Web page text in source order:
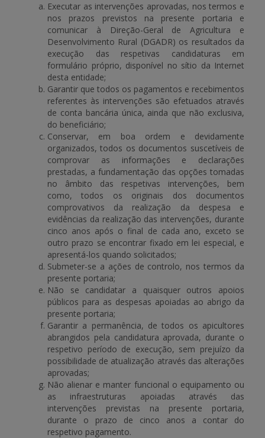
Executar as intervenções aprovadas, nos termos e
nos prazos previstos na presente portaria e
comunicar à Direção-Geral de Agricultura e
Desenvolvimento Rural (DGADR) os resultados da
execução das respetivas candidaturas em
formulário próprio, disponível no sítio da Internet
desta entidade;
Garantir que todos os pagamentos e recebimentos
referentes às intervenções são efetuados através
de conta bancária única, ainda que não exclusiva,
do beneficiário;
Conservar, em boa ordem e devidamente
organizados, todos os documentos suscetíveis de
comprovar as informações e declarações
prestadas, a fundamentação das opções tomadas
no âmbito das respetivas intervenções, bem
como, todos os originais dos documentos
comprovativos da realização da despesa e
evidências da realização das intervenções, durante
cinco anos após o final de cada ano, exceto se
outro prazo se encontrar fixado em lei especial, e
apresentá-los quando solicitados;
Submeter-se a ações de controlo, nos termos da
presente portaria;
Não se candidatar a quaisquer outros apoios
públicos para as despesas apoiadas ao abrigo da
presente portaria;
Garantir a permanência, de todos os apicultores
abrangidos pela candidatura aprovada, durante o
respetivo período de execução, sem prejuízo da
possibilidade de atualização através das alterações
aprovadas;
Não alienar e manter funcional o equipamento ou
as infraestruturas apoiadas através das
intervenções previstas na presente portaria,
durante o prazo de cinco anos a contar do
respetivo pagamento.